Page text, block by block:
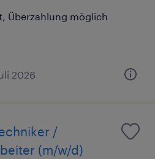
Überzahlung möglich
2026
/
(m/w/d)